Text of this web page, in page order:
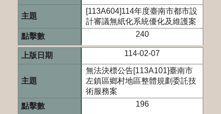
[113A604]114年度臺南市都市設
計審議無紙化系統優化及維護案
240
114-02-07
無法決標公告[113A101]臺南市
左鎮區鄉村地區整體規劃委託技
術服務案
196